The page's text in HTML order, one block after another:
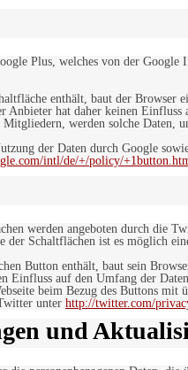
Plus, welches von der
enthält, baut der
Anbieter hat daher keinen
werden solche Daten,
der Daten durch Google
intl/de/+/policy/
werden angeboten durch die
Schaltflächen ist es möglich
Button enthält, baut sein
Einfluss auf den Umfang der
beim Bezug des Buttons
unter http://twitter.com/
und